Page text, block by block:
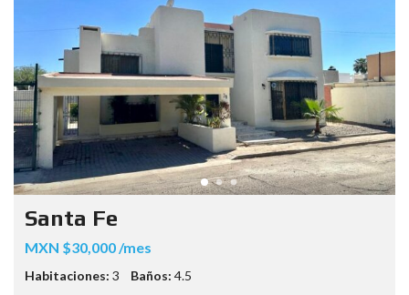
Santa Fe
MXN $30,000 /mes
Habitaciones: 3 Baños: 4.5